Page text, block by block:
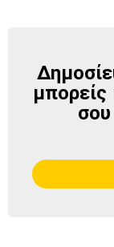
ΣΤΟΝ
ΡΩΜΗΌ
μπορείς